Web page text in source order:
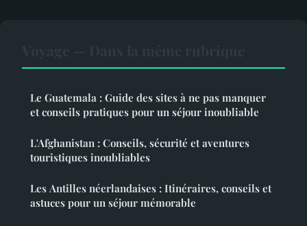
Le Guatemala : Guide des sites à ne pas manquer
et conseils pratiques pour un séjour inoubliable
L'Afghanistan : Conseils, sécurité et aventures
touristiques inoubliables
Les Antilles néerlandaises : Itinéraires, conseils et
astuces pour un séjour mémorable